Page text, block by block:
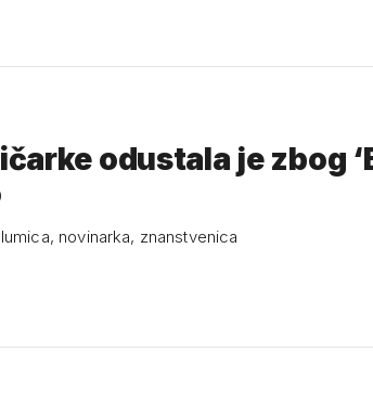
odustala je zbog
novinarka, znanstvenica